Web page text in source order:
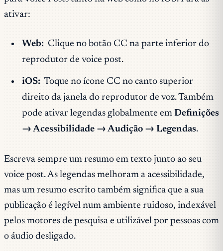
ativar:
Web: Clique no botão CC na parte inferior do
reprodutor de voice post.
iOS: Toque no ícone CC no canto superior
direito da janela do reprodutor de voz. Também
pode ativar legendas globalmente em Definições
→ Acessibilidade → Audição → Legendas.
Escreva sempre um resumo em texto junto ao seu
voice post. As legendas melhoram a acessibilidade,
mas um resumo escrito também significa que a sua
publicação é legível num ambiente ruidoso, indexável
pelos motores de pesquisa e utilizável por pessoas com
o áudio desligado.